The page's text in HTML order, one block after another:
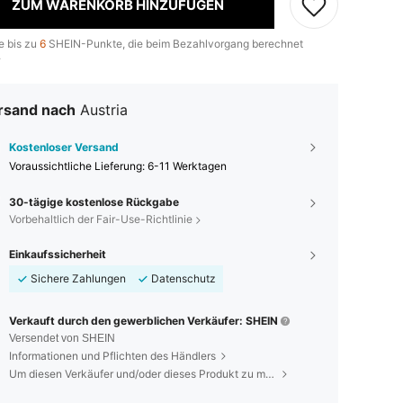
ZUM WARENKORB HINZUFÜGEN
bis zu 6 SHEIN-Punkte, die beim Bezahlvorgang berechnet
nach Austria
Kostenloser Versand
Voraussichtliche Lieferung: 6-11 Werktagen
30-tägige kostenlose Rückgabe
Vorbehaltlich der Fair-Use-Richtlinie
Einkaufssicherheit
Sichere Zahlungen
Datenschutz
Verkauft durch den gewerblichen Verkäufer: SHEIN
Versendet von SHEIN
Informationen und Pflichten des Händlers
Um diesen Verkäufer und/oder dieses Produkt zu melden